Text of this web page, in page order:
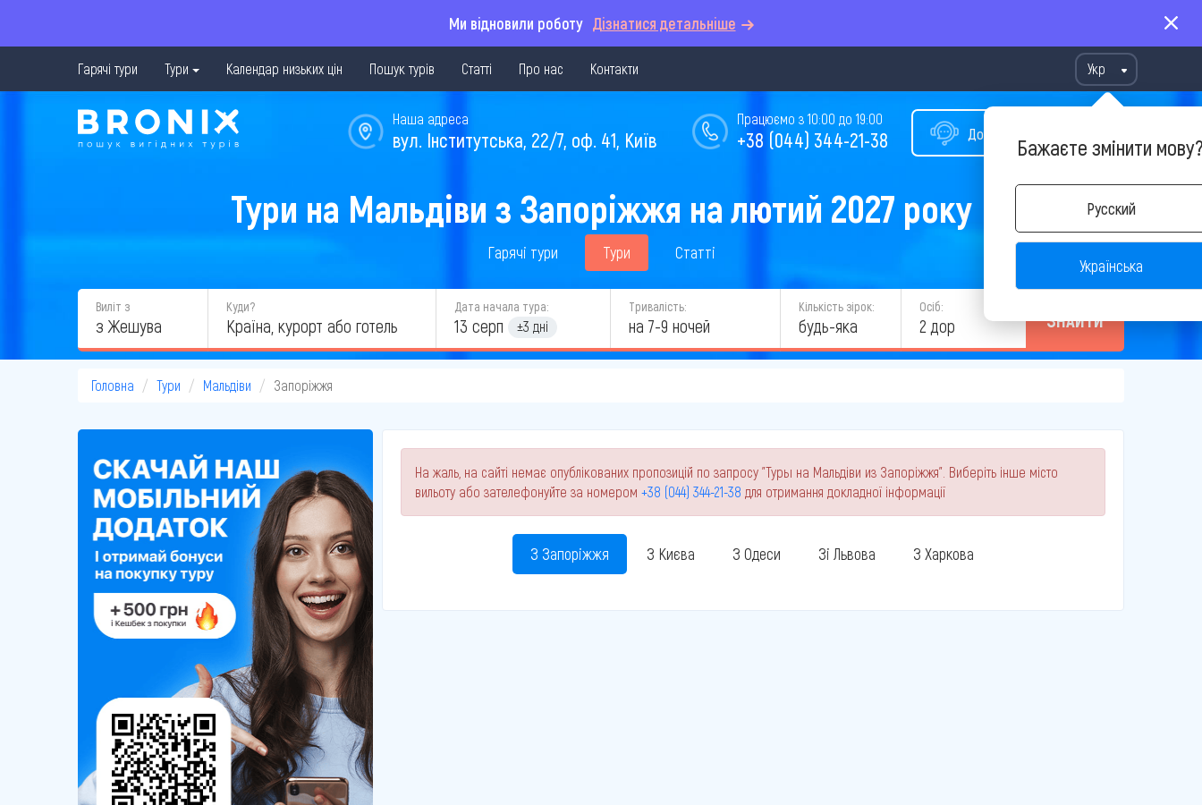
Ми відновили роботу Дізнатися детальніше
Гарячі тури Тури Календар низьких цін Пошук турів Статті Про нас Контакти Укр
Бажаєте змінити
Русский
Українська
Допомога у виборі туру
Працюємо з 10:00 до 19:00
+38 (044) 344-21-38
Наша адреса
вул. Інститутська, 22/7, оф. 41, Київ
Тури на Мальдіви з Запоріжжя на лютий 2027 року
Гарячі тури Тури Статті
Виліт з
з Жешува
Куди? Дата начала тура:
13 серп ±3 дні
Тривалість:
на 7-9 ночей
Кількість зірок:
будь-яка
Осіб:
2 дор ЗНАЙТИ
Головна Тури Мальдіви Запоріжжя
На жаль, на сайті немає опублікованих пропозицій по запросу "Туры на Мальдіви из Запоріжжя". Виберіть інше місто
вильоту або зателефонуйте за номером +38 (044) 344-21-38 для отримання докладної інформації
З Запоріжжя З Києва З Одеси Зі Львова З Харкова